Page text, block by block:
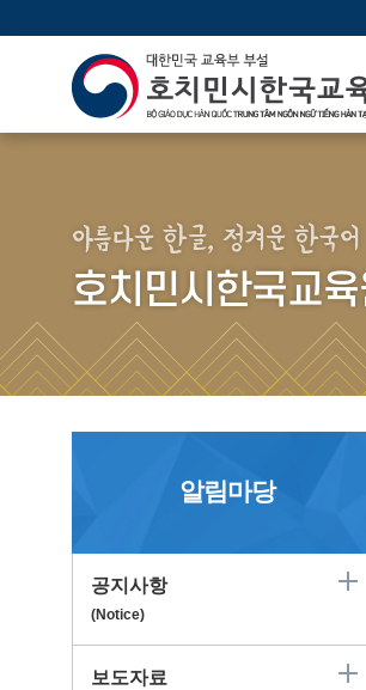
아름다운 한글, 정겨운 한국어
호치민시한국교
알림마당
공지사항
(Notice)
보도자료